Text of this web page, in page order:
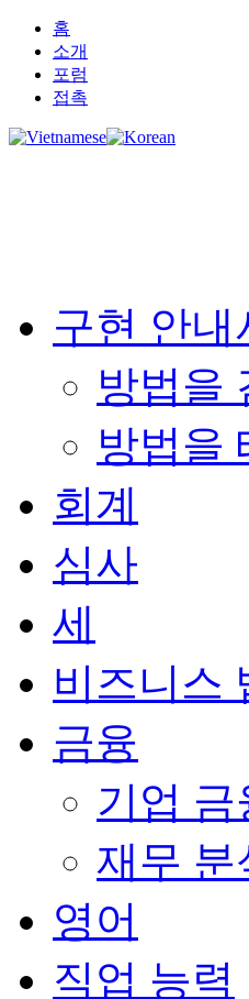
홈
소개
포럼
접촉
구현 안내
방법을
방법을
회계
심사
세
비즈니스
금융
기업 금
재무 분
영어
직업 능력